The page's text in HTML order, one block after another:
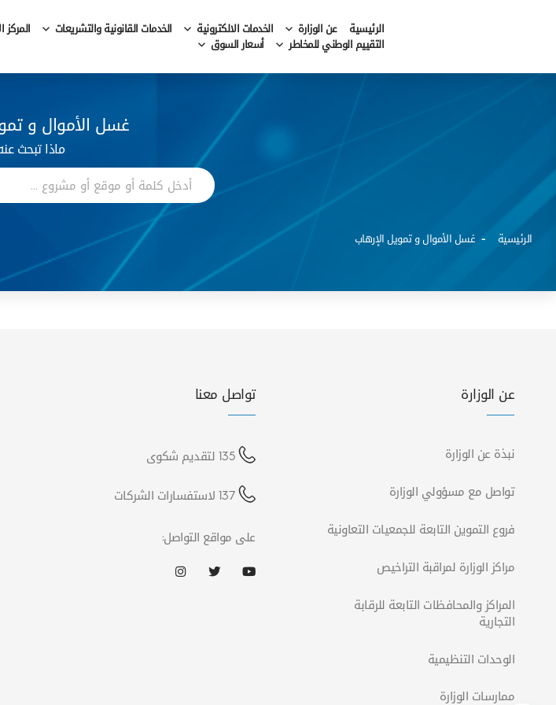
الرئيسية عن الوزارة الخدمات الالكترونية الخدمات القانونية والتشريعات المركز
التقييم الوطني للمخاطر
أسعار السوق
غسل الأموال و
ماذا تبحث
الرئيسية غسل الأموال و تمويل الإرهاب
عن الوزارة
نبذة عن الوزارة
تواصل مع مسؤولي الوزارة
فروع التموين التابعة للجمعيات التعاونية
مراكز الوزارة لمراقبة التراخيص
المراكز والمحافظات التابعة للرقابة
التجارية
الوحدات التنظيمية
ممارسات الوزارة
تواصل معنا
135 لتقديم شكوى
137 لاستفسارات الشركات
على مواقع التواصل: